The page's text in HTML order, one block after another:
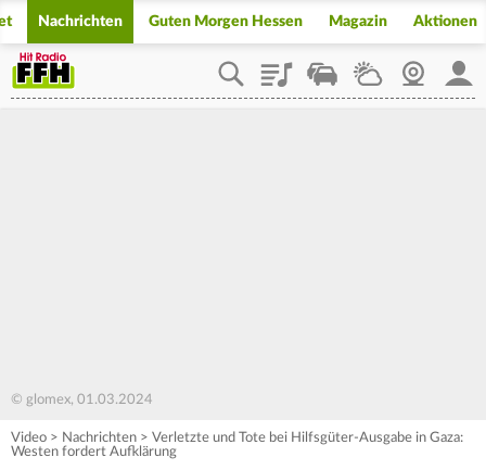
Nachrichten Guten Morgen Hessen Magazin Aktionen
PlaylistStaupilotWetterWebcam
© glomex, 01.03.2024
Video > Nachrichten > Verletzte und Tote bei Hilfsgüter-Ausgabe in Gaza:
Westen fordert Aufklärung